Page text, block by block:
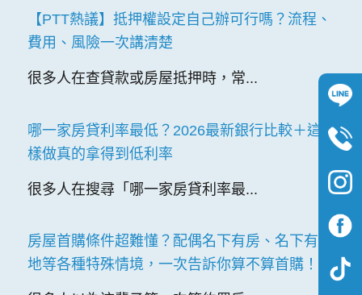
【PTT熱議】抵押權設定自己辦可行嗎？流程、
費用、風險一次講清楚
很多人在查貸款或房屋抵押時，常...
哪一家房貸利率最低？2026最新銀行比較＋這
樣做真的拿得到低利率
很多人在搜尋「哪一家房貸利率最...
房屋首購條件超難懂？配偶名下有房、名下有土
地等各種特殊情境，一次告訴你算不算首購！